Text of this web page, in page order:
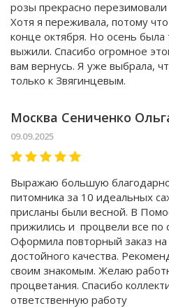
розы прекрасно
Хотя я переживала, потому
конце октября. Но осень была
выжили. Спасибо огромное
вам вернусь. Я уже выбрала,
только к Звягинцевым.
Москва Сениченко
09.09.2025
Выражаю большую
питомника за 10 идеальных
присланы были весной. В
прижились и процвели все по
Оформила повторный заказ на
достойного качества.
своим знакомым. Желаю
процветания. Спасибо
ответственную работу